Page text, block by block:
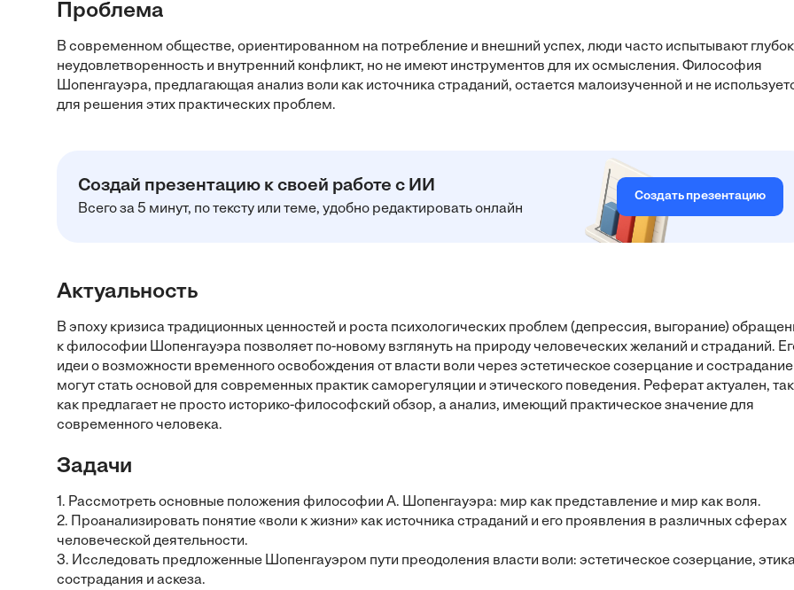
Проблема
В современном обществе, ориентированном на потребление и внешний успех, люди часто испытывают
неудовлетворенность и внутренний конфликт, но не имеют инструментов для их осмысления. Философия
Шопенгауэра, предлагающая анализ воли как источника страданий, остается малоизученной и не
для решения этих практических проблем.
Создай презентацию к своей работе с ИИ
Всего за 5 минут, по тексту или теме, удобно редактировать онлайн
Создать презентацию
Актуальность
В эпоху кризиса традиционных ценностей и роста психологических проблем (депрессия, выгорание)
к философии Шопенгауэра позволяет по-новому взглянуть на природу человеческих желаний и страданий.
идеи о возможности временного освобождения от власти воли через эстетическое созерцание и сострадание
могут стать основой для современных практик саморегуляции и этического поведения. Реферат актуален, так
как предлагает не просто историко-философский обзор, а анализ, имеющий практическое значение для
современного человека.
Задачи
1. Рассмотреть основные положения философии А. Шопенгауэра: мир как представление и мир как воля.
2. Проанализировать понятие «воли к жизни» как источника страданий и его проявления в различных сферах
человеческой деятельности.
3. Исследовать предложенные Шопенгауэром пути преодоления власти воли: эстетическое созерцание,
сострадания и аскеза.